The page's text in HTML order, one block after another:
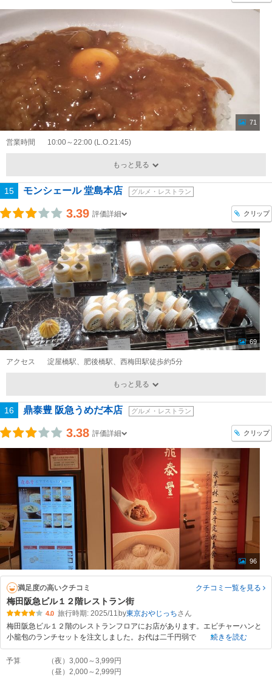
71
営業時間 10:00～22:00 (L.O.21:45)
もっと見る
15 モンシェール 堂島本店 グルメ・レストラン
3.39 評価詳細 クリップ
69
アクセス 淀屋橋駅、肥後橋駅、西梅田駅徒歩約5分
もっと見る
16 鼎泰豊 阪急うめだ本店 グルメ・レストラン
3.38 評価詳細 クリップ
96
満足度の高いクチコミ クチコミ一覧を見る
梅田阪急ビル１２階レストラン街
4.0 旅行時期: 2025/11 by東京おやじっち
梅田阪急ビル１２階のレストランフロアにお店があります。エビチャーハンと
小籠包のランチセットを注文しました。お代は二千円弱で
続きを読む
予算
（夜）3,000～3,999円
（昼）2,000～2,999円